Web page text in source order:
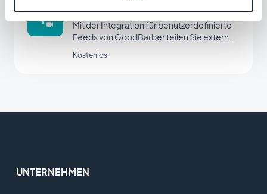
Eigener Video-Feed
Mit der Integration für benutzerdefinierte
Feeds von GoodBarber teilen Sie externe
benutzerdefinierten Feed.
Kostenlos
UNTERNEHMEN